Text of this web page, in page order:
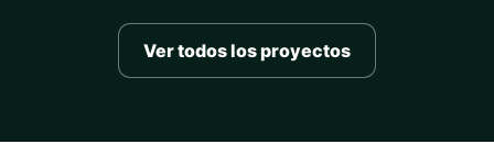
Ver todos los proyectos